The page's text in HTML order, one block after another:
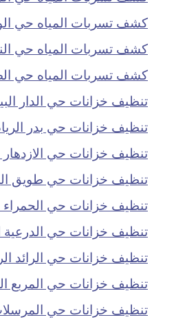
كشف تسربات المياه حي
كشف تسربات المياه حي
كشف تسربات المياه حي
تنظيف خزانات حي الدار
تنظيف خزانات حي بدر
تنظيف خزانات حي الازدهار
تنظيف خزانات حي طويق
تنظيف خزانات حي الحمراء
تنظيف خزانات حي الدرعية
تنظيف خزانات حي الرائد
تنظيف خزانات حي المربع
تنظيف خزانات حي